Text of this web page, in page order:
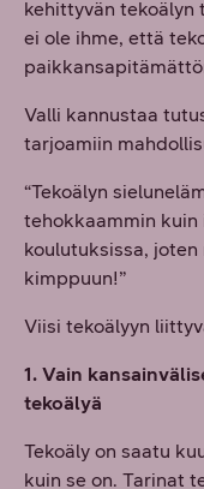
kehittyvän tekoälyn
ei ole ihme, että
Valli kannustaa
tarjoamiin
“Tekoälyn
tehokkaammin kuin
koulutuksissa,
kimppuun!”
Viisi tekoälyyn
1. Vain
tekoälyä
Tekoäly on saatu
kuin se on. Tarinat